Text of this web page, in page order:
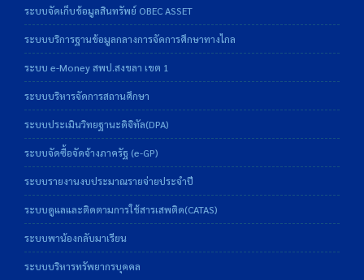
ระบบจัดเก็บข้อมูลสินทรัพย์ OBEC ASSET
ระบบบริการฐานข้อมูลกลางการจัดการศึกษาทางไกล
ระบบ e-Money สพป.สงขลา เขต 1
ระบบบริหารจัดการสถานศึกษา
ระบบประเมินวิทยฐานะดิจิทัล(DPA)
ระบบจัดซื้อจัดจ้างภาครัฐ (e-GP)
ระบบรายงานงบประมาณรายจ่ายประจำปี
ระบบดูแลและติดตามการใช้สารเสพติด(CATAS)
ระบบพาน้องกลับมาเรียน
ระบบบริหารทรัพยากรบุคคล